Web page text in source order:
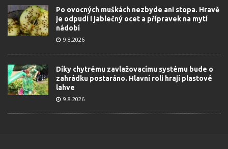
Po ovocných muškách nezbyde ani stopa. Hravě
je odpudí i jablečný ocet a přípravek na mytí
nádobí
9.8.2026
Díky chytrému zavlažovacímu systému bude o
zahrádku postaráno. Hlavní roli hrají plastové
lahve
9.8.2026